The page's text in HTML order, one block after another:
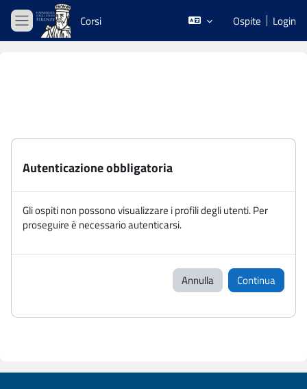
Vai al contenuto principale
Pannello laterale
Corsi Ospite Login
Autenticazione obbligatoria
Gli ospiti non possono visualizzare i profili degli utenti. Per
proseguire è necessario autenticarsi.
Annulla Continua